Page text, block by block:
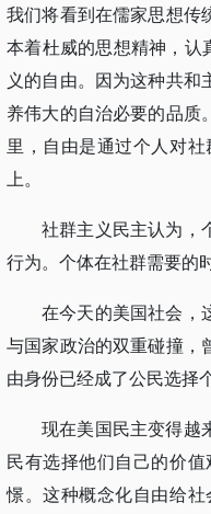
我们将看到在儒家思想传
本着杜威的思想精神，认
义的自由。因为这种共
养伟大的自治必要的品质
里，自由是通过个人对
上。
社群主义民主认为，
行为。个体在社群需要的
在今天的美国社会，
与国家政治的双重碰撞，
由身份已经成了公民选择
现在美国民主变得越
民有选择他们自己的价
憬。这种概念化自由给